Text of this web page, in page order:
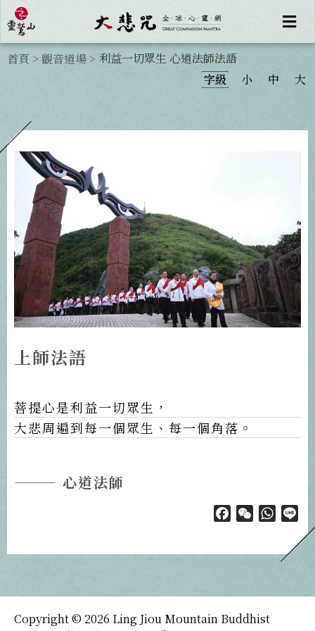
首頁 > 觀音道場 > 利益一切眾生 心道法師法語
字級
小 中 大
上師法語
菩提心是利益一切眾生，
大悲周遍到每一個眾生、每一個角落。
——— 心道法師
FacebookWeChat
Copyright © 2026 Ling Jiou Mountain Buddhist